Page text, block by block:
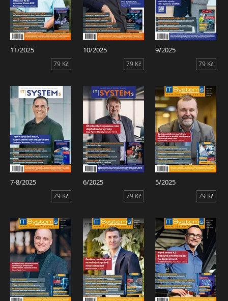
11/2025
79 Kč
10/2025
79 Kč
9/2025
79 Kč
7-8/2025
79 Kč
6/2025
79 Kč
5/2025
79 Kč